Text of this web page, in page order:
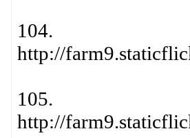
104.
http://
105.
http://